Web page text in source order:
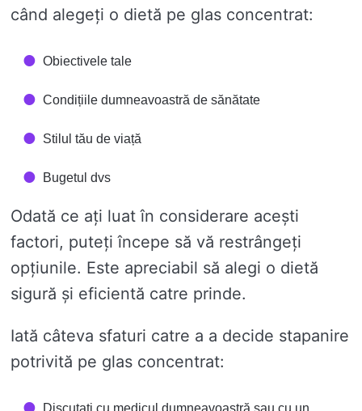
când alegeți o dietă pe glas concentrat:
Obiectivele tale
Condițiile dumneavoastră de sănătate
Stilul tău de viață
Bugetul dvs
Odată ce ați luat în considerare acești
factori, puteți începe să vă restrângeți
opțiunile. Este apreciabil să alegi o dietă
sigură și eficientă catre prinde.
Iată câteva sfaturi catre a a decide stapanire
potrivită pe glas concentrat: